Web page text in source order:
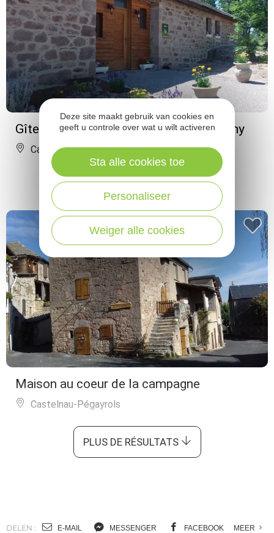
Gîte de Rouviac - Florent Moser-Brétigny
Castelnau-Pégayrols
Maison au coeur de la campagne
Castelnau-Pégayrols
PLUS DE RÉSULTATS
DELEN : E-MAIL MESSENGER FACEBOOK MEER
Deze site maakt gebruik van cookies en
geeft u controle over wat u wilt activeren
Weiger alle cookies
Personaliseer
Sta alle cookies toe